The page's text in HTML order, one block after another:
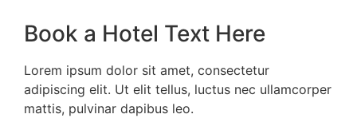
Book a Hotel Text Here
Lorem ipsum dolor sit amet, consectetur
adipiscing elit. Ut elit tellus, luctus nec ullamcorper
mattis, pulvinar dapibus leo.